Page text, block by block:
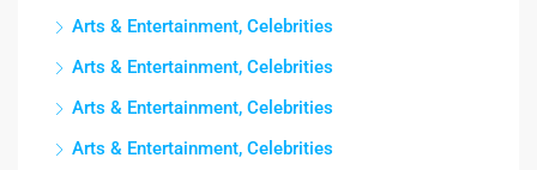
Arts & Entertainment, Celebrities
Arts & Entertainment, Celebrities
Arts & Entertainment, Celebrities
Arts & Entertainment, Celebrities